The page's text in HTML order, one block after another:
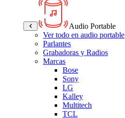
Audio Portable
Ver todo en audio portable
Parlantes
Grabadoras y Radios
Marcas
Bose
Sony
LG
Kalley
Multitech
TCL